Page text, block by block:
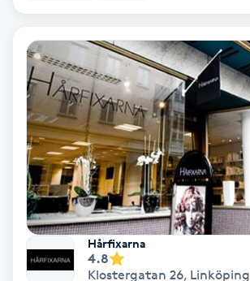
Spa-manikyr
Spa-pedikyr
Spraytan
Stylist
Sugaring
Svensk massage
Hårfixarna
4.8
Klostergatan 26, Linköping